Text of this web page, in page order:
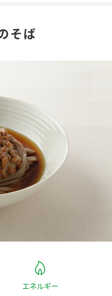
ぽん酢
そば
エネルギー